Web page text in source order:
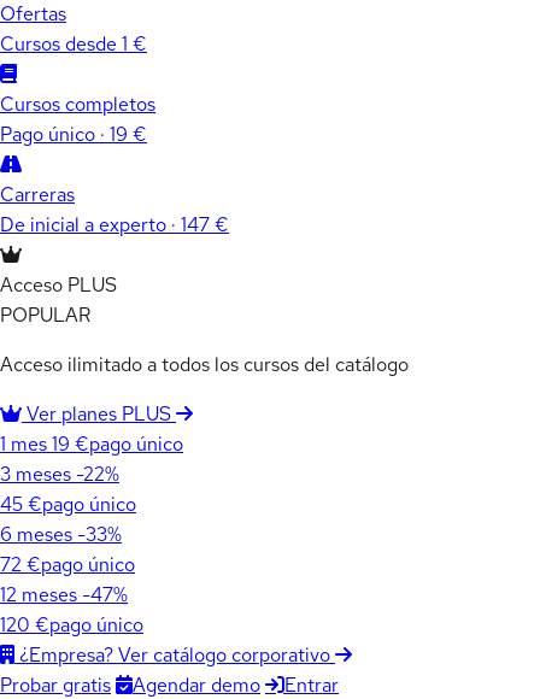
Ofertas
Cursos desde 1 €
Cursos completos
Pago único · 19 €
Carreras
De inicial a experto · 147 €
Acceso PLUS
POPULAR
Acceso ilimitado a todos los cursos del catálogo
Ver planes PLUS
1 mes19 €pago único
3 meses -22%
45 €pago único
6 meses -33%
72 €pago único
12 meses -47%
120 €pago único
¿Empresa? Ver catálogo corporativo
Probar gratis
Agendar demo Entrar